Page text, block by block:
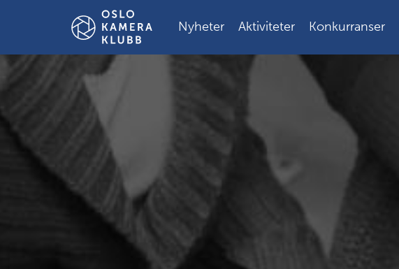
Nyheter Aktiviteter Konkurranser